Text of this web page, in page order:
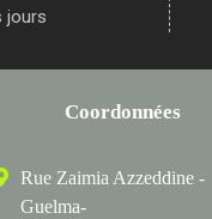
jours
Coordonnées
Rue Zaimia Azzeddine -
Guelma-